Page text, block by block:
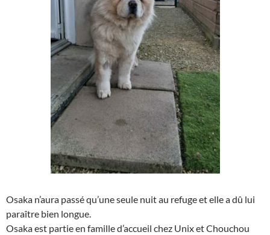
Osaka n’aura passé qu’une seule nuit au refuge et elle a dû lui
paraître bien longue.
Osaka est partie en famille d’accueil chez Unix et Chouchou